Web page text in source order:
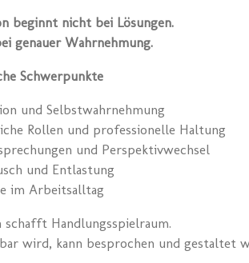
beginnt nicht bei Lösungen.
genauer Wahrnehmung.
Schwerpunkte
und Selbstwahrnehmung
Rollen und professionelle Haltung
und Perspektivwechsel
und Entlastung
im Arbeitsalltag
schafft Handlungsspielraum.
wird, kann besprochen und gestaltet